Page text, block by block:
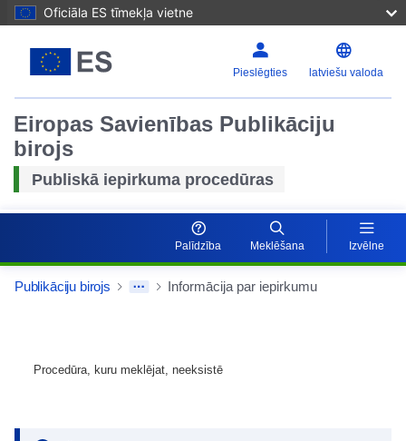
Oficiāla ES tīmekļa vietne
Pieslēgties latviešu valoda
Eiropas Savienības Publikāciju
birojs
Publiskā iepirkuma procedūras
Palīdzība Meklēšana Izvēlne
Publikāciju birojs Informācija par iepirkumu
Procedūra, kuru meklējat, neeksistē